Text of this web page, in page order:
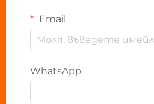
Email
WhatsApp